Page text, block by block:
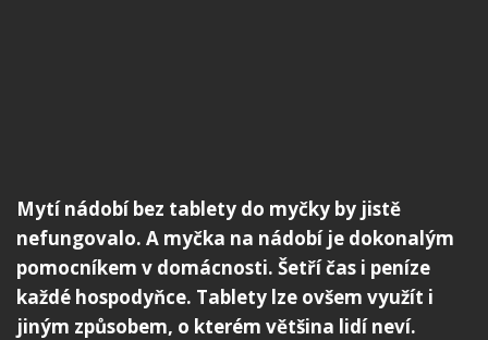
Mytí nádobí bez tablety do myčky by jistě
nefungovalo. A myčka na nádobí je dokonalým
pomocníkem v domácnosti. Šetří čas i peníze
každé hospodyňce. Tablety lze ovšem využít i
jiným způsobem, o kterém většina lidí neví.